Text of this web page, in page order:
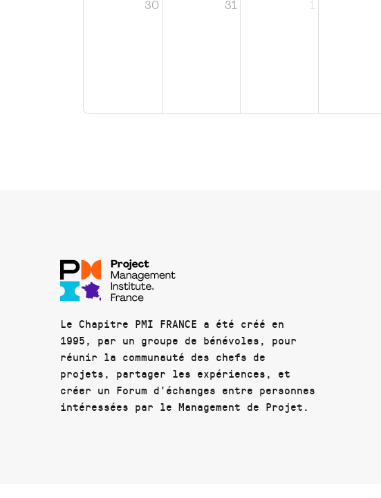
30 31 1
Le Chapitre PMI FRANCE a été créé en
1995, par un groupe de bénévoles, pour
réunir la communauté des chefs de
projets, partager les expériences, et
créer un Forum d'échanges entre personnes
intéressées par le Management de Projet.